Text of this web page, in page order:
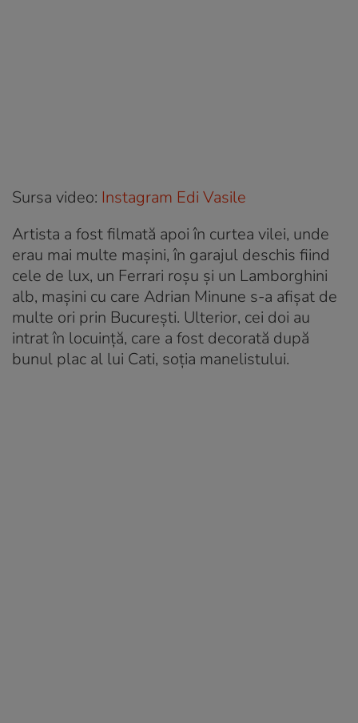
Sursa video: Instagram Edi Vasile
Artista a fost filmată apoi în curtea vilei, unde
erau mai multe mașini, în garajul deschis fiind
cele de lux, un Ferrari roșu și un Lamborghini
alb, mașini cu care Adrian Minune s-a afișat de
multe ori prin București. Ulterior, cei doi au
intrat în locuință, care a fost decorată după
bunul plac al lui Cati, soția manelistului.